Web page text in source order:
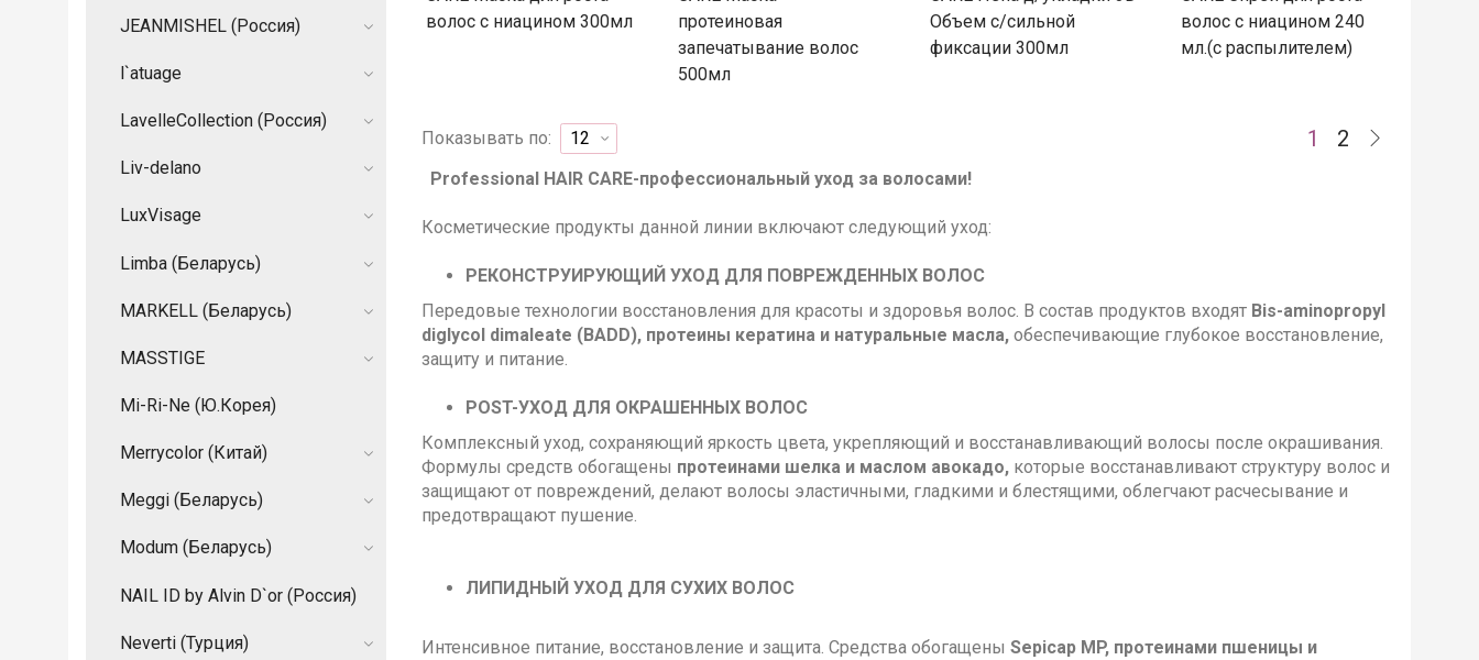
волос с ниацином 300мл
протеиновая
запечатывание волос
500мл
Объем с/сильной
фиксации 300мл
волос с ниацином 240
мл.(с распылителем)
Показывать по: 1 2
Professional HAIR CARE-профессиональный уход за волосами!
Косметические продукты данной линии включают следующий уход:
РЕКОНСТРУИРУЮЩИЙ УХОД ДЛЯ ПОВРЕЖДЕННЫХ ВОЛОС
Передовые технологии восстановления для красоты и здоровья волос. В состав про­дуктов входят Bis-aminopropyl
diglycol dimaleate (BADD), протеины кератина и натуральные масла, обеспечивающие глубокое восстановление,
защиту и питание.
POST-УХОД ДЛЯ ОКРАШЕННЫХ ВОЛОС
Комплексный уход, сохраняющий яркость цвета, укрепляющий и восстанавливающий во­лосы после окрашивания.
Формулы средств обогащены протеинами шелка и маслом авокадо, которые восстанавливают структуру волос и
защищают от по­вреждений, делают волосы эластичными, гладкими и блестящими, облегчают расчесывание и
предотвращают пушение.
ЛИПИДНЫЙ УХОД ДЛЯ СУХИХ ВОЛОС
Интенсивное питание, восстановление и защита. Средства обогащены Sepicap MP, протеинами пшеницы и
JEANMISHEL (Россия)
l`atuage
LavelleCollection (Россия)
Liv-delano
LuxVisage
Limba (Беларусь)
MARKELL (Беларусь)
MASSTIGE
Mi-Ri-Ne (Ю.Корея)
Merrycolor (Китай)
Meggi (Беларусь)
Modum (Беларусь)
NAIL ID by Alvin D`or (Россия)
Neverti (Турция)